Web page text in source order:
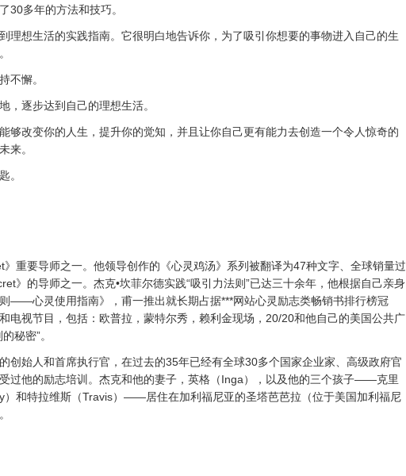
30多年的方法和技巧。
理想生活的实践指南。它很明白地告诉你，为了吸引你想要的事物进入自己的生
不懈。
，逐步达到自己的理想生活。
够改变你的人生，提升你的觉知，并且让你自己更有能力去创造一个令人惊奇的
来。
。
重要导师之一。他领导创作的《心灵鸡汤》系列被翻译为47种文字、全球销量过
》的导师之一。杰克•坎菲尔德实践“吸引力法则”已达三十余年，他根据自己亲身
——心灵使用指南》，甫一推出就长期占据***网站心灵励志类畅销书排行榜冠
电视节目，包括：欧普拉，蒙特尔秀，赖利金现场，20/20和他自己的美国公共广
秘密”。
创始人和首席执行官，在过去的35年已经有全球30多个国家企业家、高级政府官
过他的励志培训。杰克和他的妻子，英格（Inga），以及他的三个孩子——克里
）和特拉维斯（Travis）——居住在加利福尼亚的圣塔芭芭拉（位于美国加利福尼